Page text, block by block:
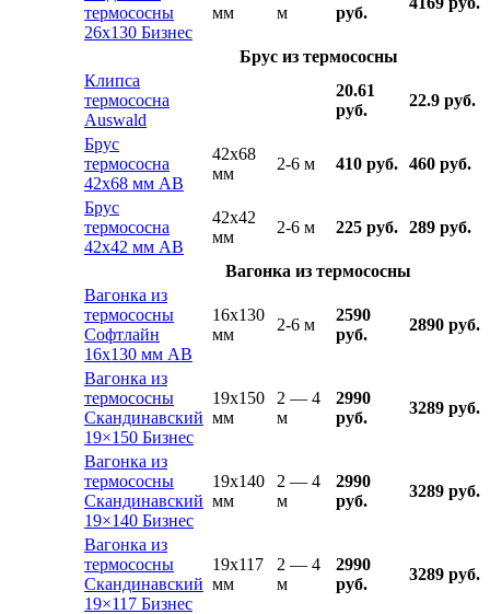
термососны
26х130 Бизнес
мм
м
руб.
Брус из термососны
Клипса
термососна
Auswald
20.61
руб.
22.9 руб.
Брус
термососна
42х68 мм АВ
42x68
мм
2-6 м 410 руб. 460 руб.
Брус
термососна
42х42 мм АВ
42x42
мм
2-6 м 225 руб. 289 руб.
Вагонка из термососны
Вагонка из
термососны
Софтлайн
16х130 мм АВ
16x130
мм
2-6 м
2590
руб.
2890 руб.
Вагонка из
термососны
Скандинавский
19×150 Бизнес
19x150
мм
2 — 4
м
2990
руб.
3289 руб.
Вагонка из
термососны
Скандинавский
19×140 Бизнес
19x140
мм
2 — 4
м
2990
руб.
3289 руб.
Вагонка из
термососны
Скандинавский
19×117 Бизнес
19x117
мм
2 — 4
м
2990
руб.
3289 руб.